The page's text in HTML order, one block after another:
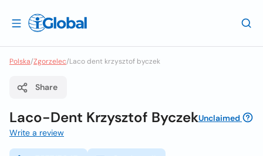
Polska/Zgorzelec/Laco dent krzysztof byczek
Share
Laco-Dent Krzysztof ByczekUnclaimed
Write a review